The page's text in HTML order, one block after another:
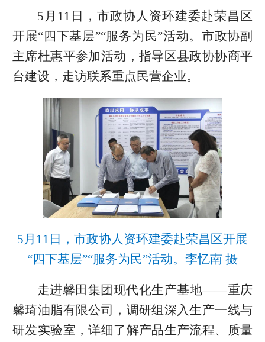
5月11日，市政协人资环建委赴荣昌区
开展“四下基层”“服务为民”活动。市政协副
主席杜惠平参加活动，指导区县政协协商平
台建设，走访联系重点民营企业。
5月11日，市政协人资环建委赴荣昌区开展
“四下基层”“服务为民”活动。李忆南 摄
走进馨田集团现代化生产基地——重庆
馨琦油脂有限公司，调研组深入生产一线与
研发实验室，详细了解产品生产流程、质量